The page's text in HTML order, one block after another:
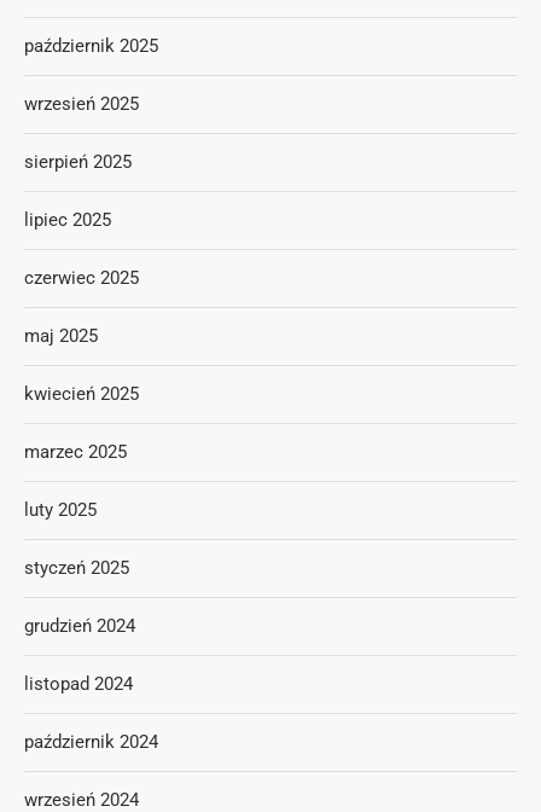
październik 2025
wrzesień 2025
sierpień 2025
lipiec 2025
czerwiec 2025
maj 2025
kwiecień 2025
marzec 2025
luty 2025
styczeń 2025
grudzień 2024
listopad 2024
październik 2024
wrzesień 2024